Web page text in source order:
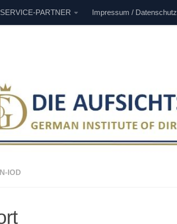
PARTNER Impressum / Datenschutz
IOD